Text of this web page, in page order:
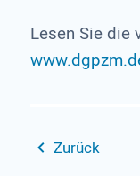
Lesen Sie die
Zurück